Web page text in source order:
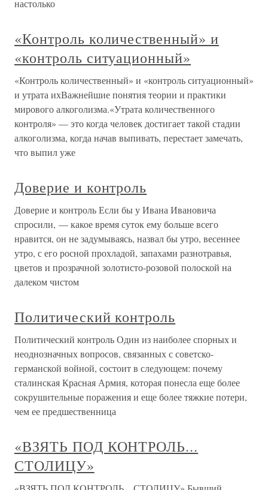
настолько
«Контроль количественный» и
«контроль ситуационный»
«Контроль количественный» и «контроль ситуационный»
и утрата ихВажнейшие понятия теории и практики
мирового алкоголизма.«Утрата количественного
контроля» — это когда человек достигает такой стадии
алкоголизма, когда начав выпивать, перестает замечать,
что выпил уже
Доверие и контроль
Доверие и контроль Если бы у Ивана Ивановича
спросили, — какое время суток ему больше всего
нравится, он не задумываясь, назвал бы утро, весеннее
утро, с его росной прохладой, запахами разнотравья,
цветов и прозрачной золотисто-розовой полоской на
далеком чистом
Политический контроль
Политический контроль Один из наиболее спорных и
неоднозначных вопросов, связанных с советско-
германской войной, состоит в следующем: почему
сталинская Красная Армия, которая понесла еще более
сокрушительные поражения и еще более тяжкие потери,
чем ее предшественница
«ВЗЯТЬ ПОД КОНТРОЛЬ...
СТОЛИЦУ»